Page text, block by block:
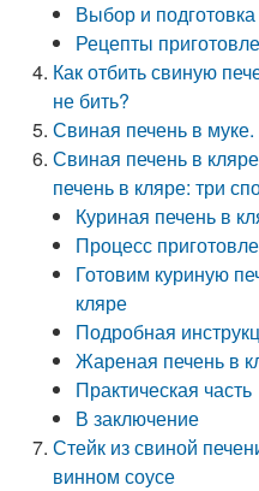
Выбор и
Рецепты
Как отбить свиную
не бить?
Свиная печень в
Свиная печень в
печень в кляре: три
Куриная печень в
Процесс
Готовим куриную
кляре
Подробная
Жареная печень в
Практическая часть
В заключение
Стейк из свиной
винном соусе